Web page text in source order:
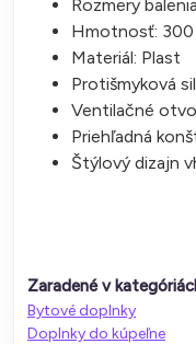
Rozmery
Hmotnosť:
Materiál: Plast
Protišmyková
Ventilačné
Priehľadná
Štýlový dizajn
Zaradené v
Bytové doplnky
Doplnky do kúpeľne